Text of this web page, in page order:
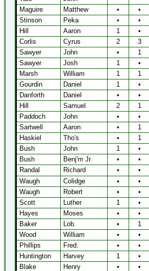
Maguire
Matthew • •
Stinson
Peka • •
Hill
Aaron 1 •
Corlis
Cyrus 2 3
Sawyer
John • 1
Sawyer
Josh 1 •
Marsh
William 1 1
Gourdin
Daniel 1 •
Danforth
Daniel • •
Hill
Samuel 2 1
Paddoch
John • •
Sartwell
Aaron • 1
Haskiel
Tho's • 1
Bush
John 1 •
Bush
Benj'm Jr. • •
Randal
Richard • •
Waugh
Colidge • •
Waugh
Robert • •
Scott
Luther 1 •
Hayes
Moses • •
Baker
Lob. • 1
Wood
William • •
Phillips
Fred. • •
Huntington
Harvey 1 •
Blake
Henry • •